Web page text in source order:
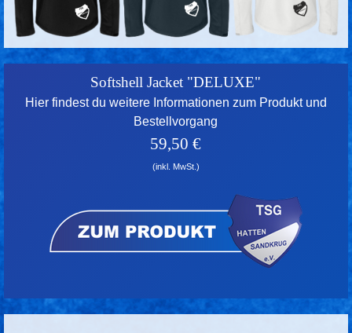
Softshell Jacket "DELUXE"
Hier findest du weitere Informationen zum Produkt und
Bestellvorgang
59,50 €
(inkl. MwSt.)